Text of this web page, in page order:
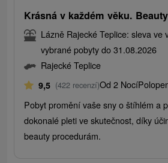
Krásná v každém věku.
Lázně Rajecké Teplice: sleva ve
vybrané pobyty do 31.08.2026
Rajecké Teplice
9,5 (422 recenzí)Od 2 Nocí
Pobyt promění vaše sny o štíhlém a
dokonalé pleti ve skutečnost, díky
beauty procedurám.